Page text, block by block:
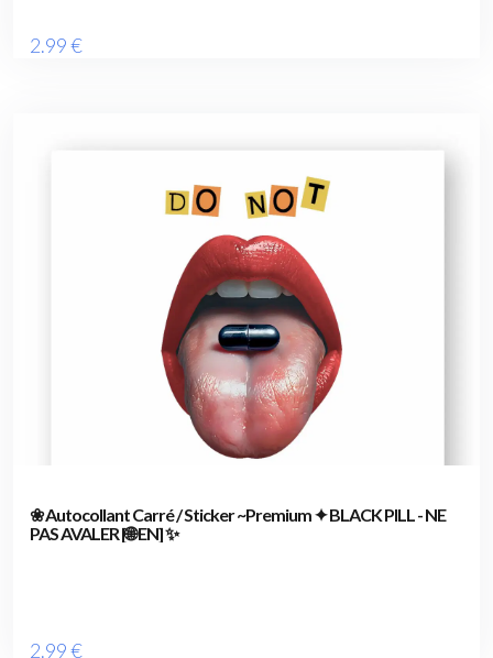
2.99€
❀ Autocollant Carré / Sticker ~Premium ✦ BLACK PILL - NE
PAS AVALER [🌐 EN] ✨
2.99€